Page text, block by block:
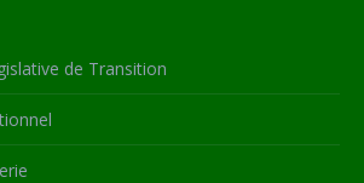
opens
in
new
de Transition